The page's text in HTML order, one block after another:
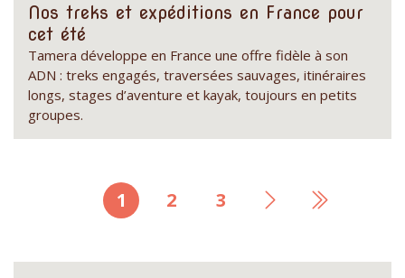
Nos treks et expéditions en France pour
cet été
Tamera développe en France une offre fidèle à son
ADN : treks engagés, traversées sauvages, itinéraires
longs, stages d’aventure et kayak, toujours en petits
groupes.
Page
1 Page
2 Page
3
Page
Dernière